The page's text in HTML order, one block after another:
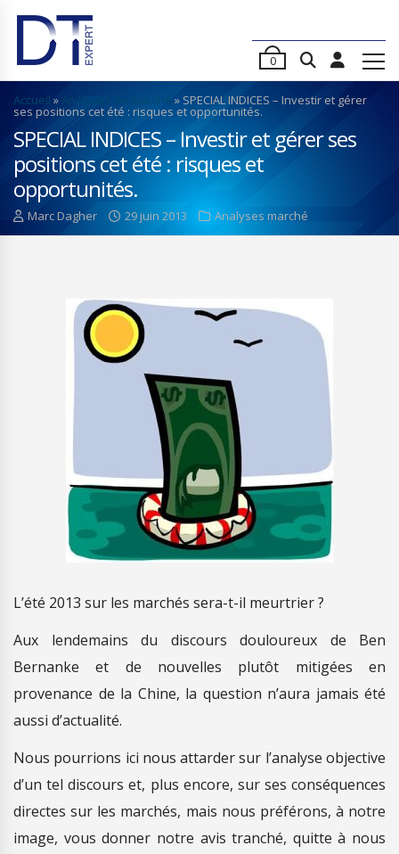
0
Accueil »Analyses de marché » SPECIAL INDICES – Investir et gérer
ses positions cet été : risques et opportunités.
SPECIAL INDICES – Investir et gérer ses
positions cet été : risques et
opportunités.
Marc Dagher 29 juin 2013 Analyses marché
L’été 2013 sur les marchés sera-t-il meurtrier ?
Aux lendemains du discours douloureux de Ben
Bernanke et de nouvelles plutôt mitigées en
provenance de la Chine, la question n’aura jamais été
aussi d’actualité.
Nous pourrions ici nous attarder sur l’analyse objective
d’un tel discours et, plus encore, sur ses conséquences
directes sur les marchés, mais nous préférons, à notre
image, vous donner notre avis tranché, quitte à nous